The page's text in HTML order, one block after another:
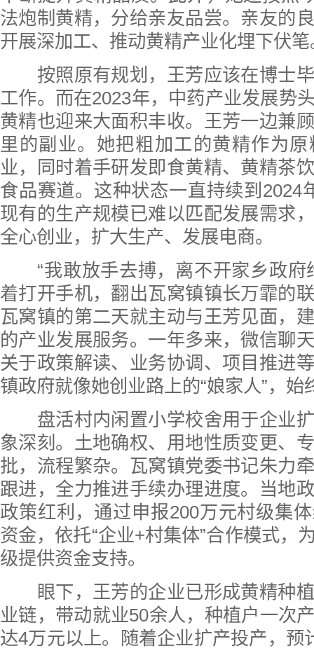
法炮制黄精，分给亲友品尝。亲友的
开展深加工、推动黄精产业化埋下伏笔
按照原有规划，王芳应该在博士毕
工作。而在2023年，中药产业发展势
黄精也迎来大面积丰收。王芳一边兼
里的副业。她把粗加工的黄精作为
业，同时着手研发即食黄精、黄精茶
食品赛道。这种状态一直持续到2024
现有的生产规模已难以匹配发展需求
全心创业，扩大生产、发展电商。
“我敢放手去搏，离不开家乡政府
着打开手机，翻出瓦窝镇镇长万霏的
瓦窝镇的第二天就主动与王芳见面，
的产业发展服务。一年多来，微信聊
关于政策解读、业务协调、项目推进
镇政府就像她创业路上的“娘家人”，始
盘活村内闲置小学校舍用于企业扩
象深刻。土地确权、用地性质变更、
批，流程繁杂。瓦窝镇党委书记朱力
跟进，全力推进手续办理进度。当地
政策红利，通过申报200万元村级集
资金，依托“企业+村集体”合作模式，
级提供资金支持。
眼下，王芳的企业已形成黄精种植
业链，带动就业50余人，种植户一次
达4万元以上。随着企业扩产投产，预